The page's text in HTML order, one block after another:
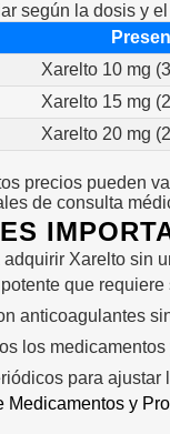
según la dosis y
Xarelto 10 mg
Xarelto 15 mg
Xarelto 20 mg
precios pueden
de consulta
Xarelto sin
que
anticoagulantes
los
para ajustar
Medicamentos y